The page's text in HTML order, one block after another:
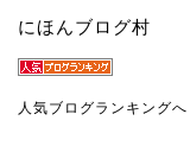
にほんブログ村
人気ブログランキングへ